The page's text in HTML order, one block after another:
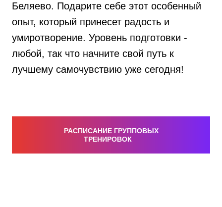
Беляево. Подарите себе этот особенный
опыт, который принесет радость и
умиротворение. Уровень подготовки -
любой, так что начните свой путь к
лучшему самочувствию уже сегодня!
РАСПИСАНИЕ ГРУППОВЫХ
ТРЕНИРОВОК